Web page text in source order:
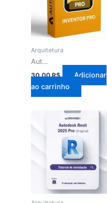
Arquitetura
Autodesk Inventor Pro 2027
30,00R$
Adicionar
ao carrinho